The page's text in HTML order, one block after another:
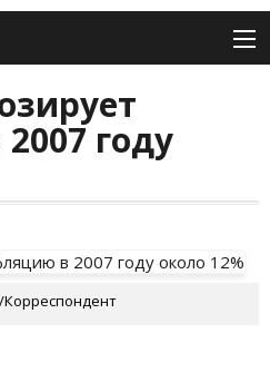
году